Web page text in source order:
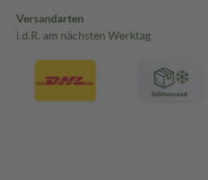
Versandarten
i.d.R. am nächsten Werktag